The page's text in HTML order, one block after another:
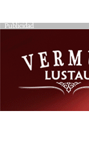
Publicidad